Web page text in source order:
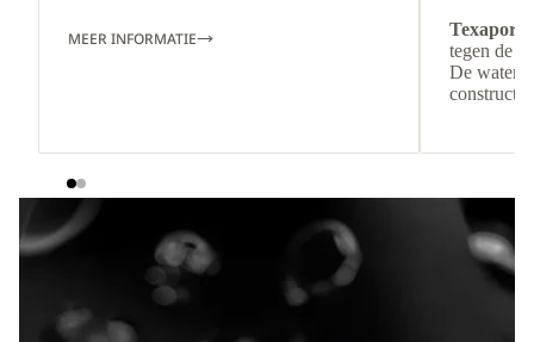
MEER INFORMATIE Texapore
tegen de
De